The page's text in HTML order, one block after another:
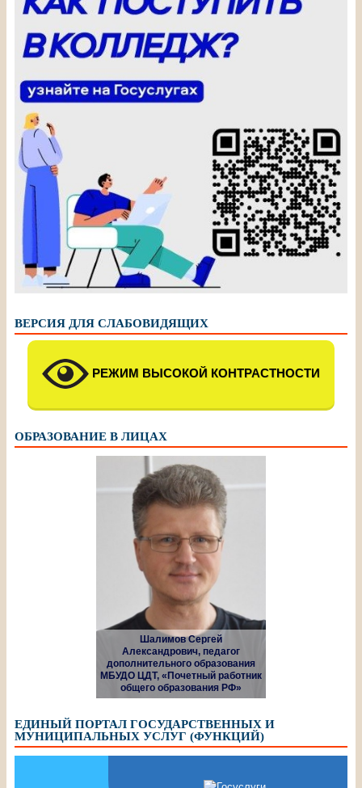
ВЕРСИЯ ДЛЯ СЛАБОВИДЯЩИХ
РЕЖИМ ВЫСОКОЙ КОНТРАСТНОСТИ
ОБРАЗОВАНИЕ В ЛИЦАХ
Шалимов Сергей
Александрович, педагог
дополнительного образования
МБУДО ЦДТ, «Почетный работник
общего образования РФ»
ЕДИНЫЙ ПОРТАЛ ГОСУДАРСТВЕННЫХ И
МУНИЦИПАЛЬНЫХ УСЛУГ (ФУНКЦИЙ)